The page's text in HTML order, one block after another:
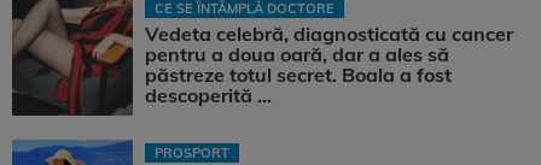
CE SE ÎNTÂMPLĂ DOCTORE
Vedeta celebră, diagnosticată cu cancer
pentru a doua oară, dar a ales să
păstreze totul secret. Boala a fost
descoperită ...
PROSPORT